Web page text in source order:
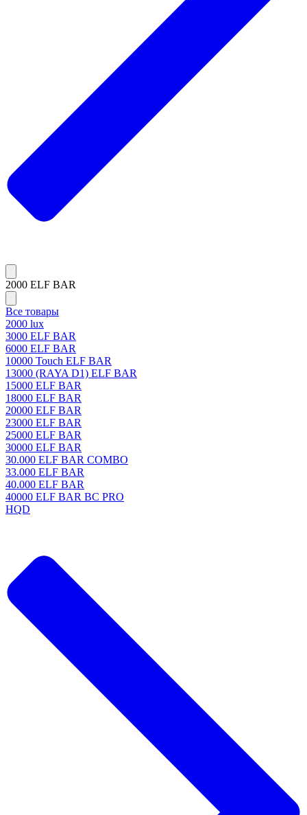
2000 ELF BAR
Все товары
2000 lux
3000 ELF BAR
6000 ELF BAR
10000 Touch ELF BAR
13000 (RAYA D1) ELF BAR
15000 ELF BAR
18000 ELF BAR
20000 ELF BAR
23000 ELF BAR
25000 ELF BAR
30000 ELF BAR
30.000 ELF BAR COMBO
33.000 ELF BAR
40.000 ELF BAR
40000 ELF BAR BC PRO
HQD